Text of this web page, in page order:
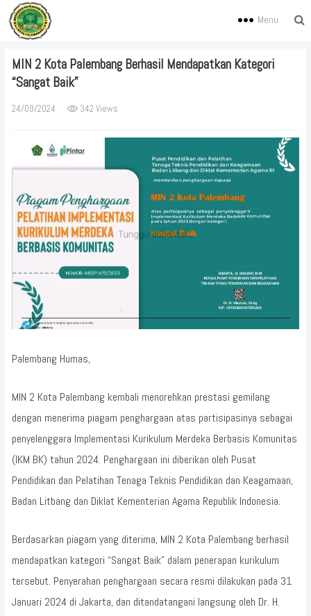
Menu
MIN 2 Kota Palembang Berhasil Mendapatkan Kategori
“Sangat Baik”
24/09/2024 342 Views
Palembang Humas,
MIN 2 Kota Palembang kembali menorehkan prestasi gemilang
dengan menerima piagam penghargaan atas partisipasinya sebagai
penyelenggara Implementasi Kurikulum Merdeka Berbasis Komunitas
(IKM BK) tahun 2024. Penghargaan ini diberikan oleh Pusat
Pendidikan dan Pelatihan Tenaga Teknis Pendidikan dan Keagamaan,
Badan Litbang dan Diklat Kementerian Agama Republik Indonesia.
Berdasarkan piagam yang diterima, MIN 2 Kota Palembang berhasil
mendapatkan kategori “Sangat Baik” dalam penerapan kurikulum
tersebut. Penyerahan penghargaan secara resmi dilakukan pada 31
Januari 2024 di Jakarta, dan ditandatangani langsung oleh Dr. H.